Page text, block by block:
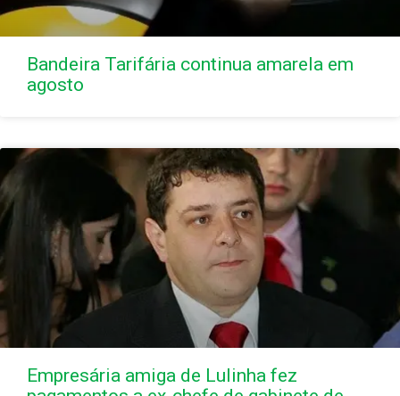
Bandeira Tarifária continua amarela em
agosto
Empresária amiga de Lulinha fez